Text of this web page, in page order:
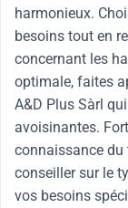
harmonieux.
besoins tout en
concernant les
optimale, faites
A&D Plus Sàrl
avoisinantes.
connaissance du
conseiller sur le
vos besoins